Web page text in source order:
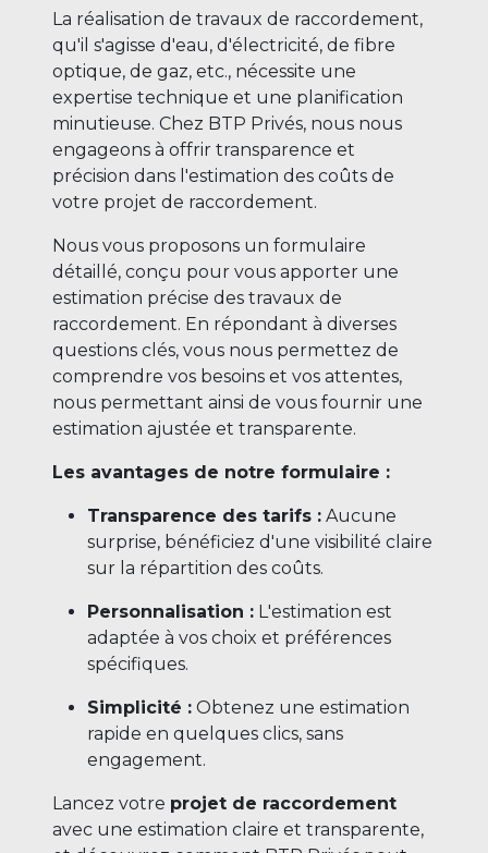
La réalisation de travaux de raccordement,
qu'il s'agisse d'eau, d'électricité, de fibre
optique, de gaz, etc., nécessite une
expertise technique et une planification
minutieuse. Chez BTP Privés, nous nous
engageons à offrir transparence et
précision dans l'estimation des coûts de
votre projet de raccordement.
Nous vous proposons un formulaire
détaillé, conçu pour vous apporter une
estimation précise des travaux de
raccordement. En répondant à diverses
questions clés, vous nous permettez de
comprendre vos besoins et vos attentes,
nous permettant ainsi de vous fournir une
estimation ajustée et transparente.
Les avantages de notre formulaire :
Transparence des tarifs : Aucune
surprise, bénéficiez d'une visibilité claire
sur la répartition des coûts.
Personnalisation : L'estimation est
adaptée à vos choix et préférences
spécifiques.
Simplicité : Obtenez une estimation
rapide en quelques clics, sans
engagement.
Lancez votre projet de raccordement
avec une estimation claire et transparente,